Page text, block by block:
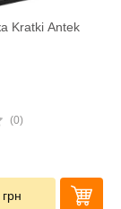
Kratki Antek
(0)
грн